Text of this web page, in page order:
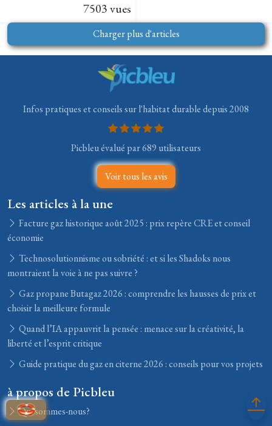
7503 vues
Charger plus d'articles
Infos pratiques et conseils sur l'habitat durable depuis 2008
Picbleu évalué par 689 utilisateurs
Voir tous les avis
Les articles à la une
Facture gaz historique août 2025 : prix repère CRE et conseil
économie
Technosolutionnisme ou sobriété : et si les Shadoks nous
montraient la voie à ne pas suivre ?
Gaz propane Butagaz 2026 : comprendre les hausses de prix et
choisir la meilleure formule
Quand l’IA appauvrit la pensée : menace sur la créativité, la
liberté et l’esprit critique
Guide pratique du gaz en citerne 2026 : conseils pour vos projets
à propos de Picbleu
Qui sommes-nous?